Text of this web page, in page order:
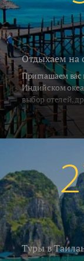
Отдыхаем на
Приглашаем вас
Индийском
выбор отелей,
природа и,
Занзибар
Земли. С 2 июля
удобными
Африку.
Туры в